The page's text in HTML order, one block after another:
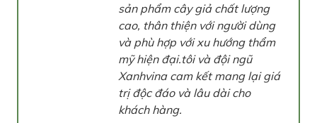
sản phẩm cây giả chất lượng
cao, thân thiện với người dùng
và phù hợp với xu hướng thẩm
mỹ hiện đại.tôi và đội ngũ
Xanhvina cam kết mang lại giá
trị độc đáo và lâu dài cho
khách hàng.